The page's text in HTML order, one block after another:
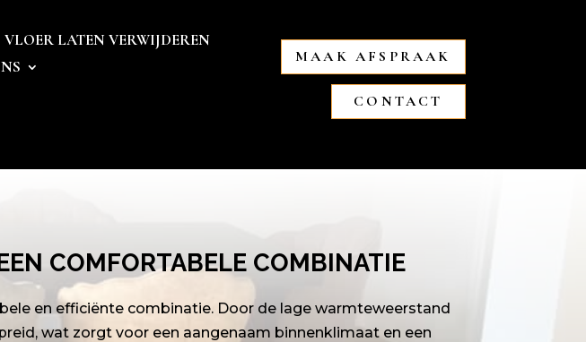
VLOER LATEN VERWIJDEREN
MAAK AFSPRAAK
CONTACT
COMFORTABELE COMBINATIE
en efficiënte combinatie. Door de lage warmteweerstand
wat zorgt voor een aangenaam binnenklimaat en een